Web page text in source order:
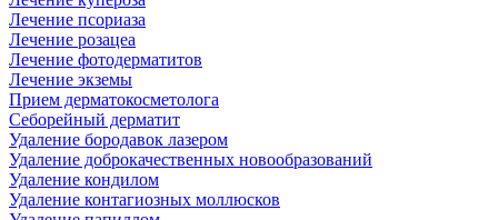
Лечение псориаза
Лечение розацеа
Лечение фотодерматитов
Лечение экземы
Прием дерматокосметолога
Себорейный дерматит
Удаление бородавок лазером
Удаление доброкачественных новообразований
Удаление кондилом
Удаление контагиозных моллюсков